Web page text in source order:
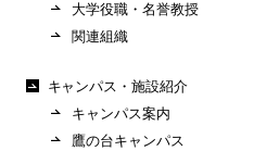
大学役職・名誉教授
関連組織
キャンパス・施設紹介
キャンパス案内
鷹の台キャンパス